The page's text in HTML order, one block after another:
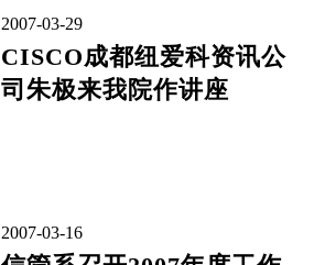
2007-03-29
CISCO成都纽爱科资讯公
司朱极来我院作讲座
2007-03-16